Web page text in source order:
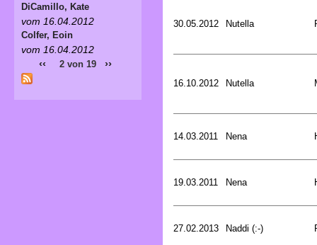
30.05.2012 Nutella
16.10.2012 Nutella
14.03.2011 Nena
19.03.2011 Nena
27.02.2013 Naddi (:-)
DiCamillo, Kate
vom 16.04.2012
Colfer, Eoin
vom 16.04.2012
‹‹ 2 von 19 ››